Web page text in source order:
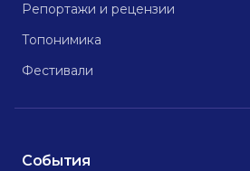
Репортажи и рецензии
Топонимика
Фестивали
События